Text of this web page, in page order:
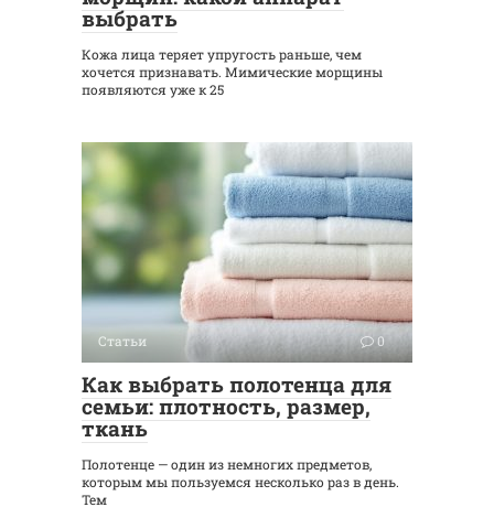
выбрать
Кожа лица теряет упругость раньше, чем
хочется признавать. Мимические морщины
появляются уже к 25
Статьи 0
Как выбрать полотенца для
семьи: плотность, размер,
ткань
Полотенце — один из немногих предметов,
которым мы пользуемся несколько раз в день.
Тем